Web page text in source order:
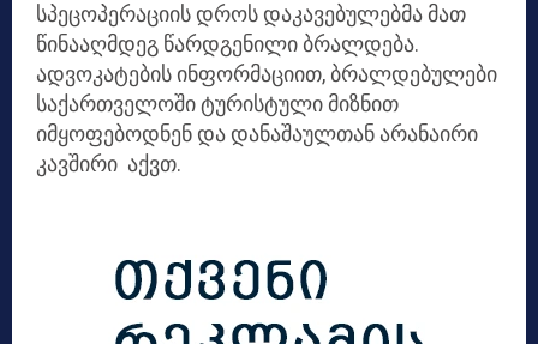
სპეცოპერაციის დროს დაკავებულებმა მათ
წინააღმდეგ წარდგენილი ბრალდება.
ადვოკატების ინფორმაციით, ბრალდებულები
საქართველოში ტურისტული მიზნით
იმყოფებოდნენ და დანაშაულთან არანაირი
კავშირი აქვთ.